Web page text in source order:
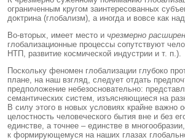
ограниченным кругом заинтересованных
доктрина (глобализм), а иногда и вовсе как
Во-вторых, имеет место и чрезмерно
глобализационные процессы сопутствуют
НТП, развитие космической индустрии и т. п.).
Поскольку феномен глобализации глубоко
плане, на наш взгляд, следует отдать
предположение небезосновательно:
семантических систем, изъясняющиеся на
В силу этого в новых условиях крайне
целостность человеческого бытия вне и без
единстве, а точнее – единстве в
к формирующемуся на наших глазах